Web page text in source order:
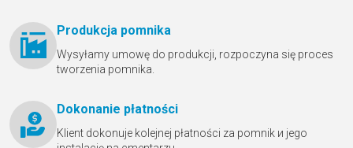
Produkcja pomnika
Wysyłamy umowę do produkcji, rozpoczyna się proces
tworzenia pomnika.
Dokonanie płatności
Klient dokonuje kolejnej płatności za pomnik и jego